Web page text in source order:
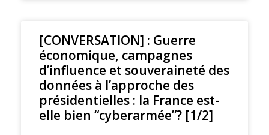
[CONVERSATION] : Guerre
économique, campagnes
d’influence et souveraineté des
données à l’approche des
présidentielles : la France est-
elle bien “cyberarmée”? [1/2]